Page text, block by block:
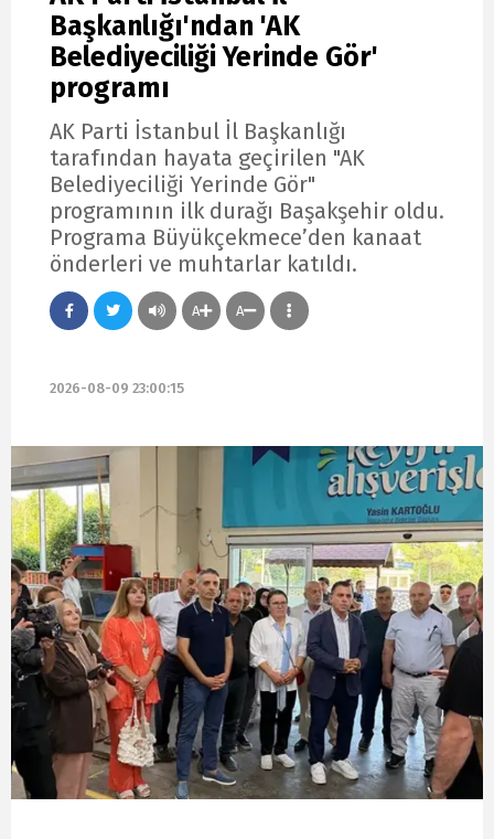
Başkanlığı'ndan 'AK
Belediyeciliği Yerinde Gör'
programı
AK Parti İstanbul İl Başkanlığı
tarafından hayata geçirilen "AK
Belediyeciliği Yerinde Gör"
programının ilk durağı Başakşehir oldu.
Programa Büyükçekmece’den kanaat
önderleri ve muhtarlar katıldı.
A A
2026-08-09 23:00:15